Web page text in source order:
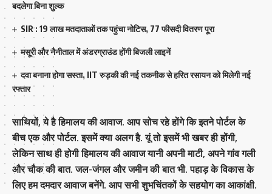
बदलेगा बिना शुल्क
SIR : 19 लाख मतदाताओं तक पहुंचा नोटिस, 77 फीसदी वितरण पूरा
मसूरी और नैनीताल में अंडरग्राउंड होंगी बिजली लाइनें
दवा बनाना होगा सस्ता, IIT रुड़की की नई तकनीक से हरित रसायन को मिलेगी नई
रफ्तार
साथियों, ये है हिमालय की आवाज. आप सोच रहे होंगे कि इतने पोर्टल के
बीच एक और पोर्टल. इसमें क्या अलग है. यूं तो इसमें भी खबर ही होंगी,
लेकिन साथ ही होगी हिमालय की आवाज यानी अपनी माटी, अपने गांव गली
और चौक की बात. जल-जंगल और जमीन की बात भी. पहाड़ के विकास के
लिए हम दमदार आवाज बनेंगे. आप सभी शुभचिंतकों के सहयोग का आकांक्षी.